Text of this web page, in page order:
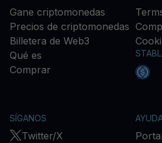
Gane criptomonedas
Precios de criptomonedas
Billetera de Web3
Qué es
Comprar
SÍGANOS
Twitter/X